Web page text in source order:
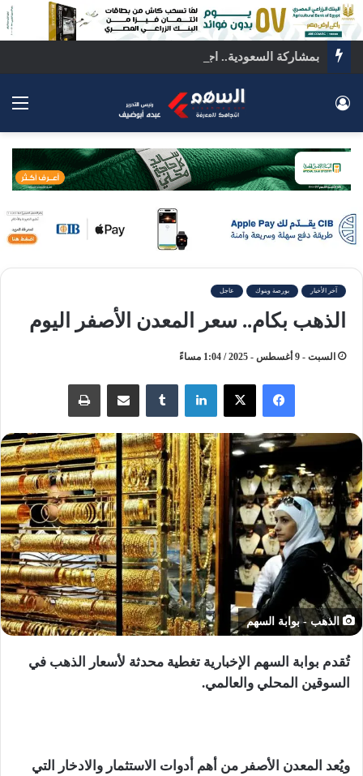
آخر الأخبار بورصة وبنوك عاجل
الذهب بكام.. سعر المعدن الأصفر اليوم
السبت - 9 أغسطس - 2025 / 1:04 مساءً
لينكدإن مشاركة عبر البريد طباعة
الذهب - بوابة السهم
تُقدم بوابة السهم الإخبارية تغطية محدثة لأسعار الذهب في
السوقين المحلي والعالمي.
ويُعد المعدن الأصفر من أهم أدوات الاستثمار والادخار التي